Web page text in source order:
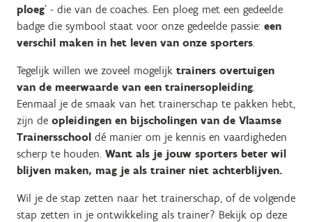
ploeg’ - die van de coaches. Een ploeg met een gedeelde
badge die symbool staat voor onze gedeelde passie: een
verschil maken in het leven van onze sporters.
Tegelijk willen we zoveel mogelijk trainers overtuigen
van de meerwaarde van een trainersopleiding.
Eenmaal je de smaak van het trainerschap te pakken hebt,
zijn de opleidingen en bijscholingen van de Vlaamse
Trainersschool dé manier om je kennis en vaardigheden
scherp te houden. Want als je jouw sporters beter wil
blijven maken, mag je als trainer niet achterblijven.
Wil je de stap zetten naar het trainerschap, of de volgende
stap zetten in je ontwikkeling als trainer? Bekijk op deze